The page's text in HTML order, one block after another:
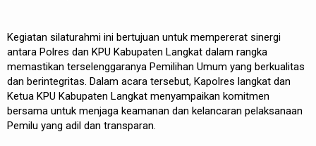
Kegiatan silaturahmi ini bertujuan untuk mempererat sinergi
antara Polres dan KPU Kabupaten Langkat dalam rangka
memastikan terselenggaranya Pemilihan Umum yang berkualitas
dan berintegritas. Dalam acara tersebut, Kapolres langkat dan
Ketua KPU Kabupaten Langkat menyampaikan komitmen
bersama untuk menjaga keamanan dan kelancaran pelaksanaan
Pemilu yang adil dan transparan.